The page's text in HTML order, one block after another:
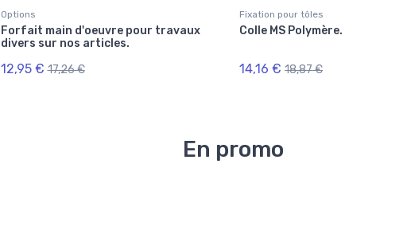
Options
Forfait main d'oeuvre pour travaux
divers sur nos articles.
12,95 € 17,26 €
Fixation pour tôles
Colle MS Polymère.
14,16 € 18,87 €
En promo